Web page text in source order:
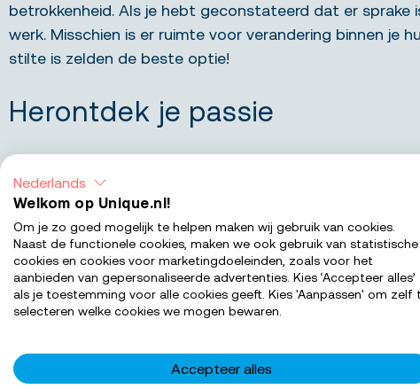
betrokkenheid. Als je hebt geconstateerd dat er
werk. Misschien is er ruimte voor verandering binnen je
stilte is zelden de beste optie!
Herontdek je passie
Neem rustig de tijd om te reflecteren wat je ooit
opnieuw aan te wakkeren door je te concentreren op
Zoek naar uitdagingen
Routine kan een van de oorzaken zijn van quiet
om nieuwe verantwoordelijkheden, deelnemen aan
Nederlands
Welkom op Unique.nl!
Om je zo goed mogelijk te helpen maken wij gebruik van cookies.
Naast de functionele cookies, maken we ook gebruik van statistische
cookies en cookies voor marketingdoeleinden, zoals voor het
aanbieden van gepersonaliseerde advertenties. Kies ‘Accepteer alles’
als je toestemming voor alle cookies geeft. Kies 'Aanpassen' om zelf
selecteren welke cookies we mogen bewaren.
Accepteer alles